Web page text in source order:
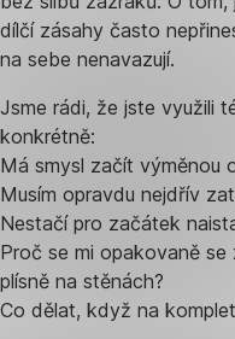
dílčí zásahy často
na sebe nenavazují.
Jsme rádi, že jste využili
konkrétně:
Má smysl začít výměnou
Musím opravdu nejdřív
Nestačí pro začátek
Proč se mi opakovaně
plísně na stěnách?
Co dělat, když na